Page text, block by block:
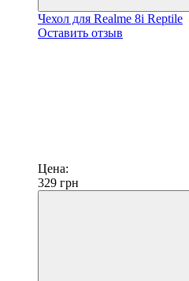
Чехол для Realme 8i Reptile
Оставить отзыв
Цена:
329 грн